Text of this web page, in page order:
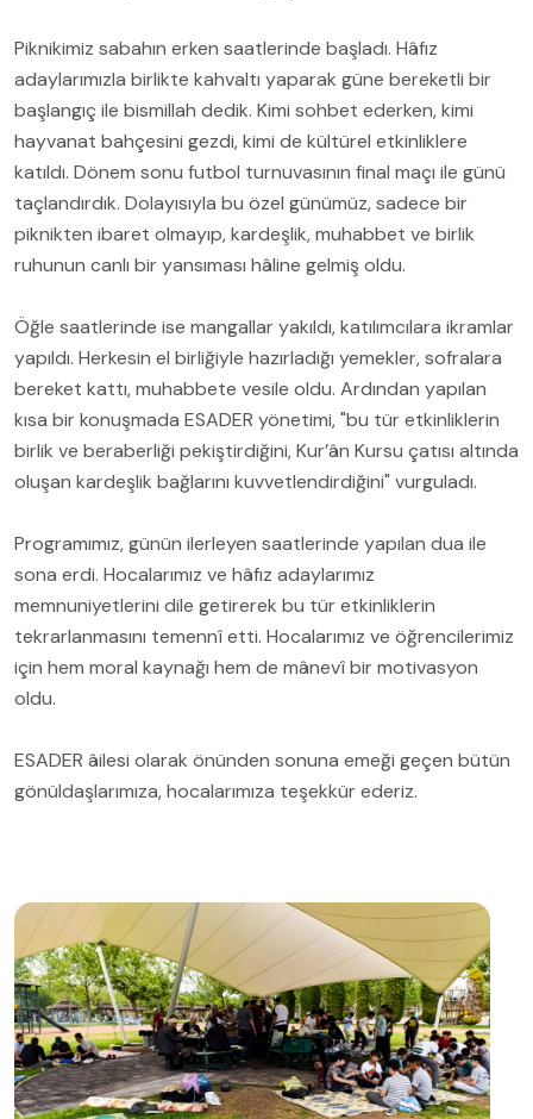
Piknikimiz sabahın erken saatlerinde başladı. Hâfız
adaylarımızla birlikte kahvaltı yaparak güne bereketli bir
başlangıç ile bismillah dedik. Kimi sohbet ederken, kimi
hayvanat bahçesini gezdi, kimi de kültürel etkinliklere
katıldı. Dönem sonu futbol turnuvasının final maçı ile günü
taçlandırdık. Dolayısıyla bu özel günümüz, sadece bir
piknikten ibaret olmayıp, kardeşlik, muhabbet ve birlik
ruhunun canlı bir yansıması hâline gelmiş oldu.
Öğle saatlerinde ise mangallar yakıldı, katılımcılara ikramlar
yapıldı. Herkesin el birliğiyle hazırladığı yemekler, sofralara
bereket kattı, muhabbete vesile oldu. Ardından yapılan
kısa bir konuşmada ESADER yönetimi, "bu tür etkinliklerin
birlik ve beraberliği pekiştirdiğini, Kur’ân Kursu çatısı altında
oluşan kardeşlik bağlarını kuvvetlendirdiğini" vurguladı.
Programımız, günün ilerleyen saatlerinde yapılan dua ile
sona erdi. Hocalarımız ve hâfız adaylarımız
memnuniyetlerini dile getirerek bu tür etkinliklerin
tekrarlanmasını temennî etti. Hocalarımız ve öğrencilerimiz
için hem moral kaynağı hem de mânevî bir motivasyon
oldu.
ESADER âilesi olarak önünden sonuna emeği geçen bütün
gönüldaşlarımıza, hocalarımıza teşekkür ederiz.